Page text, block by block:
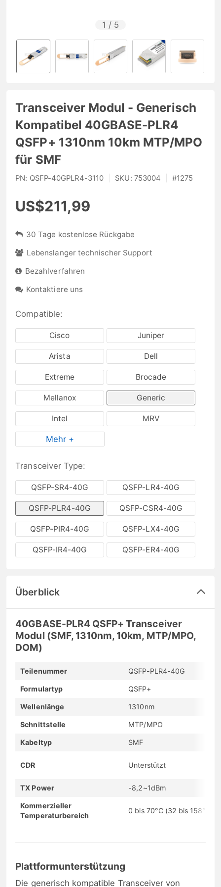
1 / 5
Transceiver Modul - Generisch
Kompatibel 40GBASE-PLR4
QSFP+ 1310nm 10km MTP/MPO
für SMF
PN: QSFP-40GPLR4-3110 SKU: 753004 #1275
US$211,99
30 Tage kostenlose Rückgabe
Lebenslanger technischer Support
Bezahlverfahren
Kontaktiere uns
Compatible:
Cisco Juniper
Arista Dell
Extreme Brocade
Mellanox Generic
Intel MRV
Mehr +
Transceiver Type:
QSFP-SR4-40G QSFP-LR4-40G
QSFP-PLR4-40G QSFP-CSR4-40G
QSFP-PIR4-40G QSFP-LX4-40G
QSFP-IR4-40G QSFP-ER4-40G
Überblick
40GBASE-PLR4 QSFP+ Transceiver
Modul (SMF, 1310nm, 10km, MTP/MPO,
DOM)
Teilenummer QSFP-PLR4-40G
Formulartyp QSFP+
Wellenlänge 1310nm
Schnittstelle MTP/MPO
Kabeltyp SMF
CDR Unterstützt
TX Power -8,2~1dBm
Kommerzieller
Temperaturbereich
0 bis 70°C (32 bis 158°F)
Plattformunterstützung
Die generisch kompatible Transceiver von